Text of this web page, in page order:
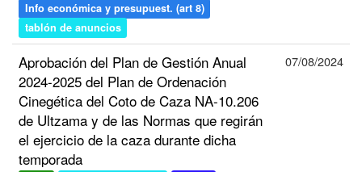
Info económica y presupuest. (art 8)
tablón de anuncios
Aprobación del Plan de Gestión Anual
2024-2025 del Plan de Ordenación
Cinegética del Coto de Caza NA-10.206
de Ultzama y de las Normas que regirán
el ejercicio de la caza durante dicha
temporada
07/08/2024